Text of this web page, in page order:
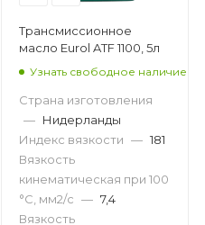
Трансмиссионное
масло Eurol ATF 1100, 5л
Узнать свободное наличие
Страна изготовления
— Нидерланды
Индекс вязкости — 181
Вязкость
кинематическая при 100
°С, мм2/с — 7,4
Вязкость